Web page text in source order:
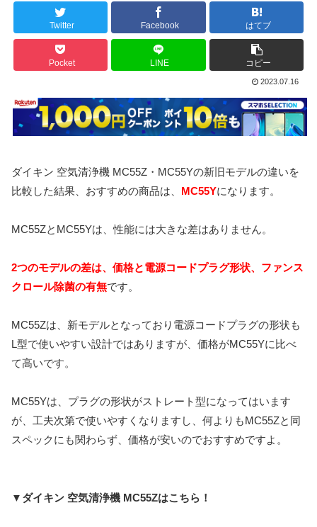
Twitter Facebook はてブ
Pocket LINE コピー
2023.07.16
ダイキン 空気清浄機 MC55Z・MC55Yの新旧モデルの違いを
比較した結果、おすすめの商品は、 MC55Yになります。
MC55ZとMC55Yは、性能には大きな差はありません。
2つのモデルの差は、価格と電源コードプラグ形状、ファンス
クロール除菌の有無です。
MC55Zは、新モデルとなっており電源コードプラグの形状も
L型で使いやすい設計ではありますが、価格がMC55Yに比べ
て高いです。
MC55Yは、プラグの形状がストレート型になってはいます
が、工夫次第で使いやすくなりますし、何よりもMC55Zと同
スペックにも関わらず、価格が安いのでおすすめですよ。
▼ダイキン 空気清浄機 MC55Zはこちら！